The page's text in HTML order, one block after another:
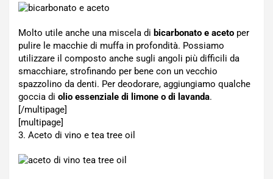
Molto utile anche una miscela di bicarbonato e aceto per
pulire le macchie di muffa in profondità. Possiamo
utilizzare il composto anche sugli angoli più difficili da
smacchiare, strofinando per bene con un vecchio
spazzolino da denti. Per deodorare, aggiungiamo qualche
goccia di olio essenziale di limone o di lavanda.
[/multipage]
[multipage]
3. Aceto di vino e tea tree oil